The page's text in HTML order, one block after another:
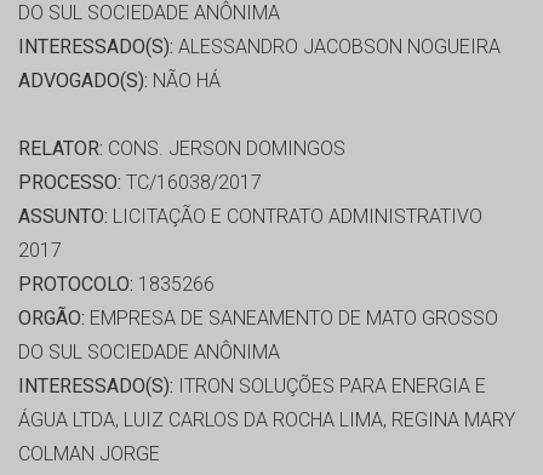
DO SUL SOCIEDADE ANÔNIMA
INTERESSADO(S): ALESSANDRO JACOBSON NOGUEIRA
ADVOGADO(S): NÃO HÁ
RELATOR: CONS. JERSON DOMINGOS
PROCESSO: TC/16038/2017
ASSUNTO: LICITAÇÃO E CONTRATO ADMINISTRATIVO
2017
PROTOCOLO: 1835266
ORGÃO: EMPRESA DE SANEAMENTO DE MATO GROSSO
DO SUL SOCIEDADE ANÔNIMA
INTERESSADO(S): ITRON SOLUÇÕES PARA ENERGIA E
ÁGUA LTDA, LUIZ CARLOS DA ROCHA LIMA, REGINA MARY
COLMAN JORGE